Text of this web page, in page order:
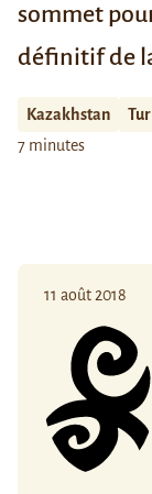
sommet
définitif de
Kazakhstan
7 minutes
11 août 2018